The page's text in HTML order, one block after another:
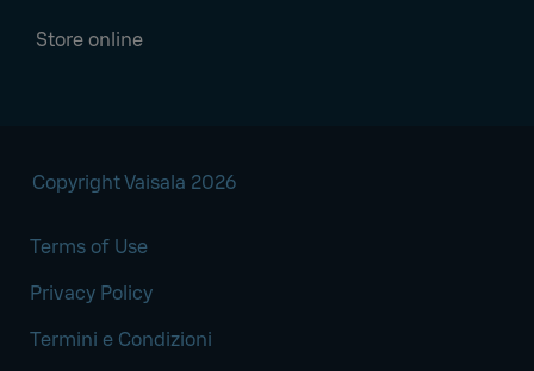
Store online
Copyright Vaisala 2026
Terms of Use
Privacy Policy
Termini e Condizioni